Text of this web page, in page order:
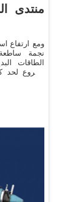
منتدى
ومع ارتفاع
نجمة
الطاقات
الخروع